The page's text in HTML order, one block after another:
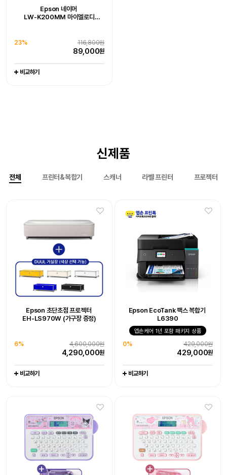
Epson 네이머
LW-K200MM 마이멜로디
116,800원
23%
89,000원
비교하기
Epson Perfection V39II
151,000원
비교하기
Epson 네이머
LW-K200PK 핑크 라벨프린터
97,000원
20%
77,500원
비교하기
신제품
전체 프린터&복합기 스캐너 라벨 프린터 프로젝터
Epson 초단초점 프로젝터
EH-LS970W (가구장 증정)
4,600,000원
6%
4,290,000원
비교하기
Epson EcoTank 팩스 복합기
L6390
엡손케어 1년 포함 패키지 상품
429,000원
0%
429,000원
비교하기
Epson EcoTank 팩스 복합기
L6390
429,000원
0%
429,000원
비교하기
Epson EcoTank
포토프린터 L8050
엡손케어 1년 포함 패키지 상품
444,000원
0%
444,000원
비교하기
EH-LS970W 엡손 케어 - 오픈마켓
0원
Epson WorkForce DS-530III
엡손케어 1년 포함 패키지 상품
417,000원
비교하기
Epson 네이머
LW-K200KU 쿠로미 라벨프린터
116,800원
23%
89,000원
비교하기
Epson 네이머
LW-K200MM 마이멜로디
라벨프린터 라벨기
-
116,800원
23%
89,000원
비교하기
Epson 초단초점 프로젝터
EH-LS970W (가구장 증정)
4,290,000원
라이프스튜디오 EF-73 빔프로젝터
1,990,000원
10%
1,790,000원